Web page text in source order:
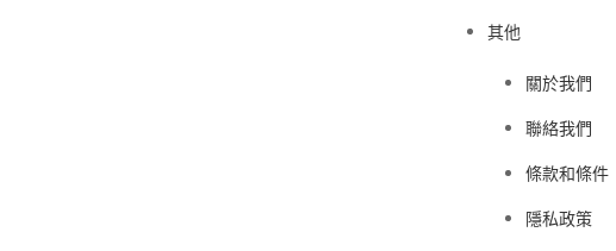
其他
關於我們
聯絡我們
條款和條件
隱私政策